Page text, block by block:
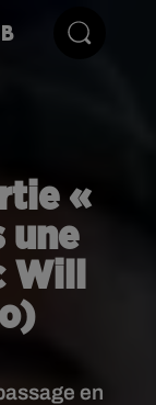
«
une
en